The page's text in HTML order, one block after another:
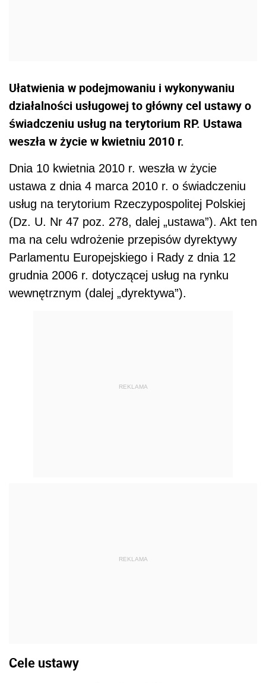
Ułatwienia w podejmowaniu i wykonywaniu
działalności usługowej to główny cel ustawy o
świadczeniu usług na terytorium RP. Ustawa
weszła w życie w kwietniu 2010 r.
Dnia 10 kwietnia 2010 r. weszła w życie
ustawa z dnia 4 marca 2010 r. o świadczeniu
usług na terytorium Rzeczypospolitej Polskiej
(Dz. U. Nr 47 poz. 278, dalej „ustawa”). Akt ten
ma na celu wdrożenie przepisów dyrektywy
Parlamentu Europejskiego i Rady z dnia 12
grudnia 2006 r. dotyczącej usług na rynku
wewnętrznym (dalej „dyrektywa”).
REKLAMA
REKLAMA
Cele ustawy